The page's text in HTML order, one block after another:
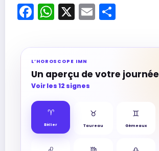
Facebook
WhatsApp
X Email
L’HOROSCOPE IMN
Un aperçu de votre journée
Voir les 12 signes
♈︎
Bélier
♉︎
Taureau
♊︎
Gémeaux